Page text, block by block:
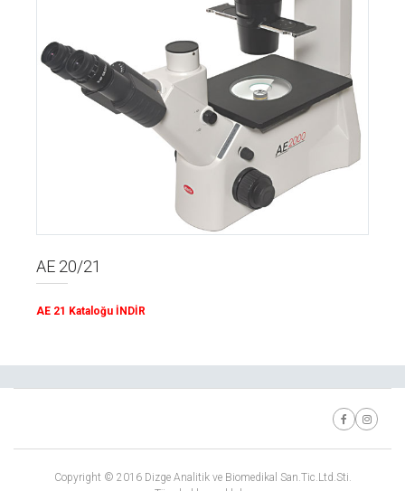
AE 20/21
AE 21 Kataloğu İNDİR
Copyright © 2016 Dizge Analitik ve Biomedikal San.Tic.Ltd.Sti.